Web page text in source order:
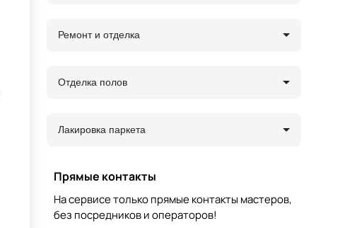
Ремонт и отделка
Отделка полов
Лакировка паркета
Прямые контакты
На сервисе только прямые контакты мастеров,
без посредников и операторов!